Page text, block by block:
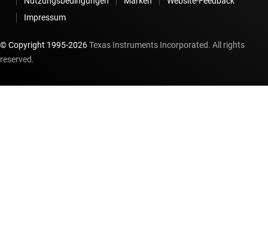
Impressum
© Copyright 1995-2026Texas Instruments Incorporated. All rights
reserved.